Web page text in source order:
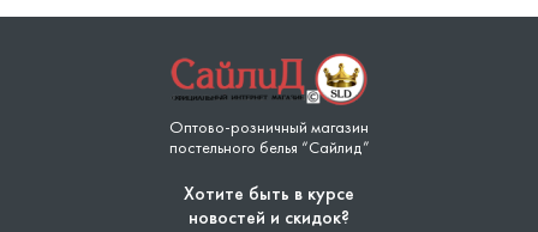
Оптово-розничный магазин
постельного белья “Сайлид”
Хотите быть в курсе
новостей и скидок?